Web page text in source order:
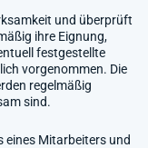
und überprüft
ihre Eignung,
festgestellte
vorgenommen. Die
regelmäßig
sind.
eines Mitarbeiters und